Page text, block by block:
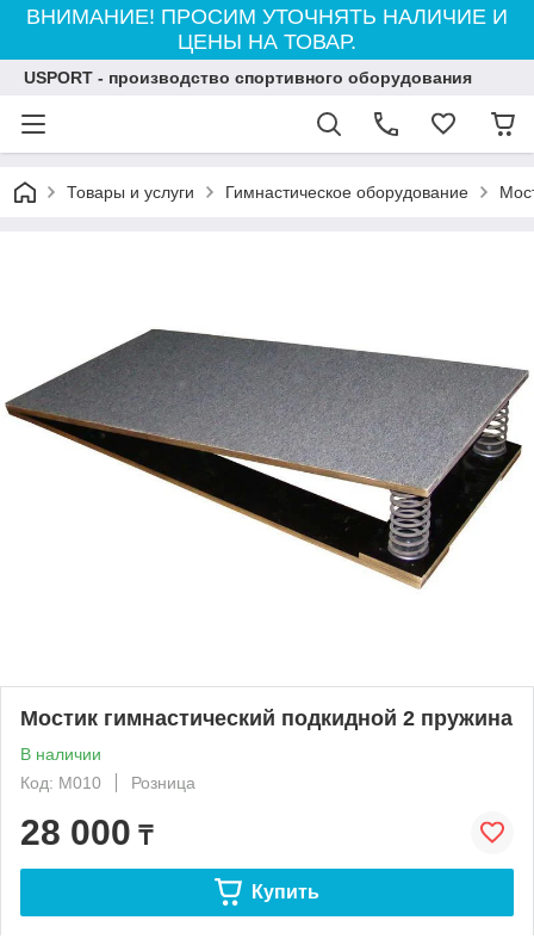
ВНИМАНИЕ! ПРОСИМ УТОЧНЯТЬ НАЛИЧИЕ И
ЦЕНЫ НА ТОВАР.
USPORT - производство спортивного оборудования
Товары и услуги Гимнастическое оборудование
Мостик гимнастический подкидной 2 пружина
В наличии
Код: M010
Розница
28 000 ₸
Купить